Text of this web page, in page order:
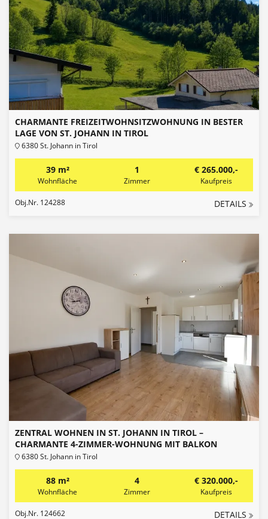
CHARMANTE FREIZEITWOHNSITZWOHNUNG IN BESTER
LAGE VON ST. JOHANN IN TIROL
6380 St. Johann in Tirol
39 m²
Wohnfläche
1
Zimmer
€ 265.000,-
Kaufpreis
Obj.Nr. 124288 DETAILS
ZENTRAL WOHNEN IN ST. JOHANN IN TIROL –
CHARMANTE 4-ZIMMER-WOHNUNG MIT BALKON
6380 St. Johann in Tirol
88 m²
Wohnfläche
4
Zimmer
€ 320.000,-
Kaufpreis
Obj.Nr. 124662 DETAILS